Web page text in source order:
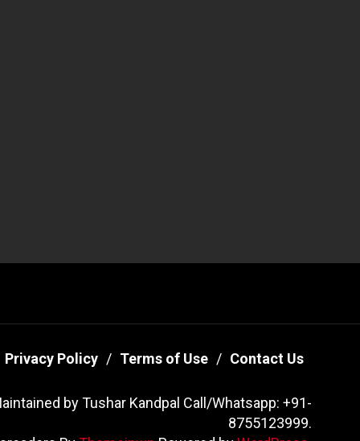
Privacy Policy Terms of Use Contact Us
by Tushar Kandpal Call/Whatsapp: +91-
8755123999.